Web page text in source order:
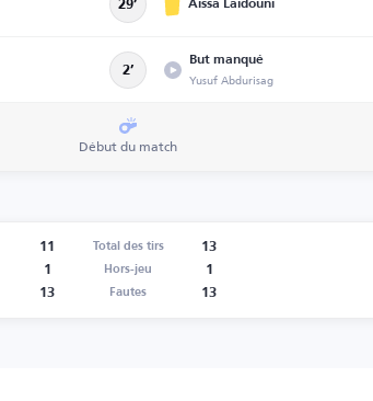
29’ Aïssa Laïdouni
2’
But manqué
Yusuf Abdurisag
Début du match
11 Total des tirs
13
1
Hors-jeu
1
13
Fautes 13